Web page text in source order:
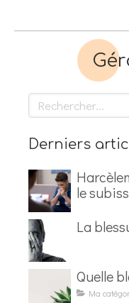
Rechercher
Derniers
le
La
Quelle
Ma